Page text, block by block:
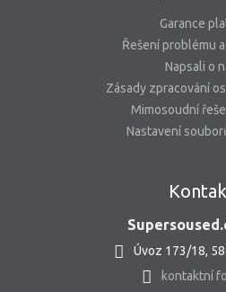
Garance
Řešení problému
Napsali o
Zásady zpracování
Mimosoudní
Nastavení
Úvoz 173/18,
kontaktní